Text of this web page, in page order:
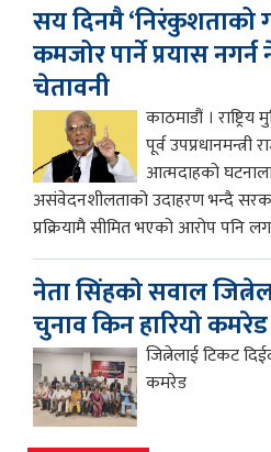
सय दिनमै ‘निरंकुशताको
कमजोर पार्ने प्रयास
चेतावनी
काठमाडौं ।
पूर्व
आत्मदाहको
असंवेदनशीलताको उदाहरण भन्दै
प्रक्रियामै सीमित भएको आरोप पनि
नेता सिंहकाे सवाल
चुनाव किन हारियाे कमरेड
जित्नेलाई टिकट
कमरेड